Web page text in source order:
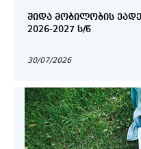
ᲨᲘᲓᲐ ᲛᲝᲑᲘᲚᲝᲑᲘᲡ
2026-2027 Ს/Წ
30/07/2026